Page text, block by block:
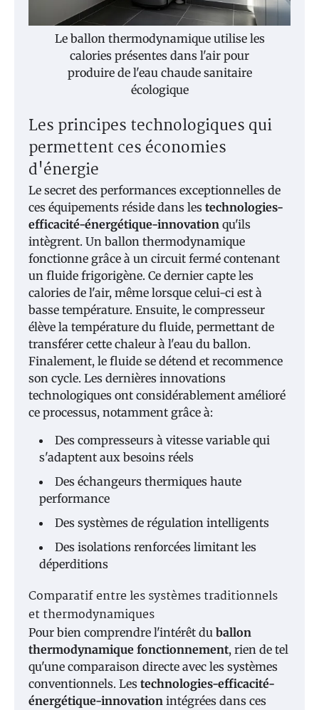
Le ballon thermodynamique utilise les
calories présentes dans l'air pour
produire de l'eau chaude sanitaire
écologique
Les principes technologiques qui
permettent ces économies
d'énergie
Le secret des performances exceptionnelles de
ces équipements réside dans les technologies-
efficacité-énergétique-innovation qu'ils
intègrent. Un ballon thermodynamique
fonctionne grâce à un circuit fermé contenant
un fluide frigorigène. Ce dernier capte les
calories de l'air, même lorsque celui-ci est à
basse température. Ensuite, le compresseur
élève la température du fluide, permettant de
transférer cette chaleur à l'eau du ballon.
Finalement, le fluide se détend et recommence
son cycle. Les dernières innovations
technologiques ont considérablement amélioré
ce processus, notamment grâce à:
Des compresseurs à vitesse variable qui
s'adaptent aux besoins réels
Des échangeurs thermiques haute
performance
Des systèmes de régulation intelligents
Des isolations renforcées limitant les
déperditions
Comparatif entre les systèmes traditionnels
et thermodynamiques
Pour bien comprendre l'intérêt du ballon
thermodynamique fonctionnement, rien de tel
qu'une comparaison directe avec les systèmes
conventionnels. Les technologies-efficacité-
énergétique-innovation intégrées dans ces